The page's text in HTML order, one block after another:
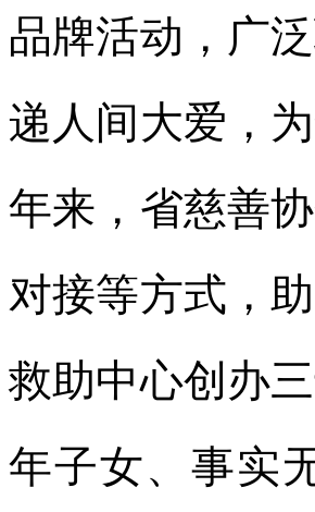
品牌活动，广
递人间大爱，
年来，省慈善
对接等方式，
救助中心创办
年子女、事实